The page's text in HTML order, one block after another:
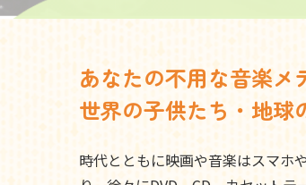
あなたの不用な音楽メ
世界の子供たち・地球
時代とともに映画や音楽はスマホ